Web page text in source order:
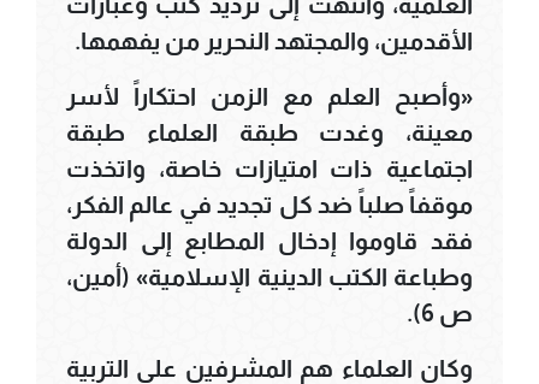
الأقدمين، والمجتهد النحرير من يفهمها.
«وأصبح العلم مع الزمن احتكاراً لأسر
معينة، وغدت طبقة العلماء طبقة
اجتماعية ذات امتيازات خاصة، واتخذت
موقفاً صلباً ضد كل تجديد في عالم الفكر،
فقد قاوموا إدخال المطابع إلى الدولة
وطباعة الكتب الدينية الإسلامية» (أمين،
ص 6).
وكان العلماء هم المشرفين على التربية